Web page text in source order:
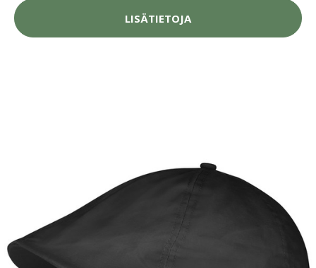
LISÄTIETOJA